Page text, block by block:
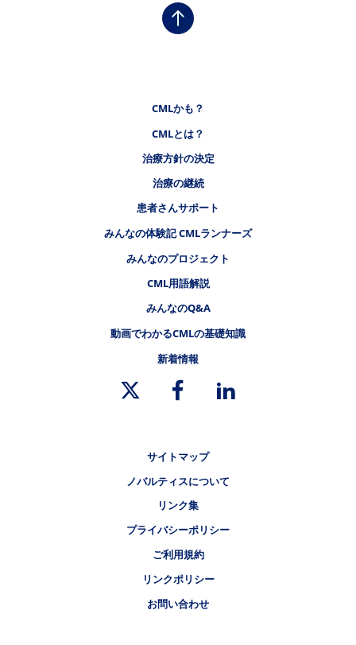
CMLかも？
CMLとは？
治療方針の決定
治療の継続
患者さんサポート
みんなの体験記 CMLランナーズ
みんなのプロジェクト
CML用語解説
みんなのQ&A
動画でわかるCMLの基礎知識
新着情報
サイトマップ
ノバルティスについて
リンク集
プライバシーポリシー
ご利用規約
リンクポリシー
お問い合わせ